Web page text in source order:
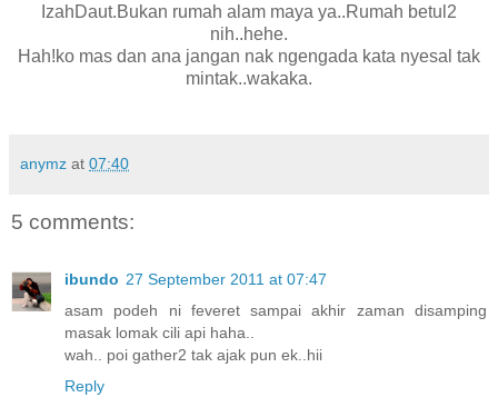
IzahDaut.Bukan rumah alam maya ya..Rumah betul2
nih..hehe.
Hah!ko mas dan ana jangan nak ngengada kata nyesal tak
mintak..wakaka.
anymz at 07:40
5 comments:
ibundo 27 September 2011 at 07:47
asam podeh ni feveret sampai akhir zaman disamping
masak lomak cili api haha..
wah.. poi gather2 tak ajak pun ek..hii
Reply